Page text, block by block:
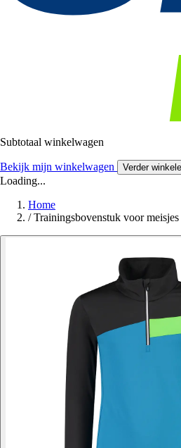
Subtotaal winkelwagen
Bekijk mijn winkelwagen Verder
Loading...
Home
/ Trainingsbovenstuk voor